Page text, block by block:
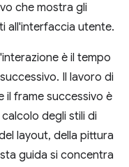
che mostra gli
all'interfaccia utente.
è il tempo
Il lavoro di
il frame successivo è
degli stili di
layout, della pittura
guida si concentra